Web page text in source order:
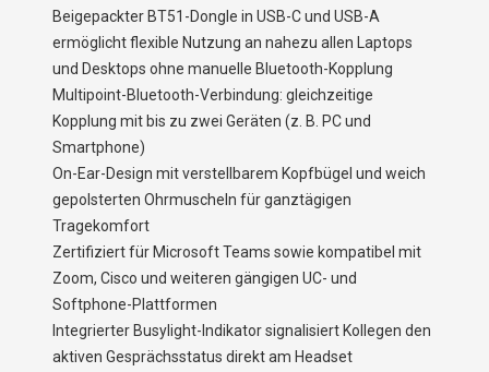
Beigepackter BT51-Dongle in USB-C und USB-A
ermöglicht flexible Nutzung an nahezu allen Laptops
und Desktops ohne manuelle Bluetooth-Kopplung
Multipoint-Bluetooth-Verbindung: gleichzeitige
Kopplung mit bis zu zwei Geräten (z. B. PC und
Smartphone)
On-Ear-Design mit verstellbarem Kopfbügel und weich
gepolsterten Ohrmuscheln für ganztägigen
Tragekomfort
Zertifiziert für Microsoft Teams sowie kompatibel mit
Zoom, Cisco und weiteren gängigen UC- und
Softphone-Plattformen
Integrierter Busylight-Indikator signalisiert Kollegen den
aktiven Gesprächsstatus direkt am Headset